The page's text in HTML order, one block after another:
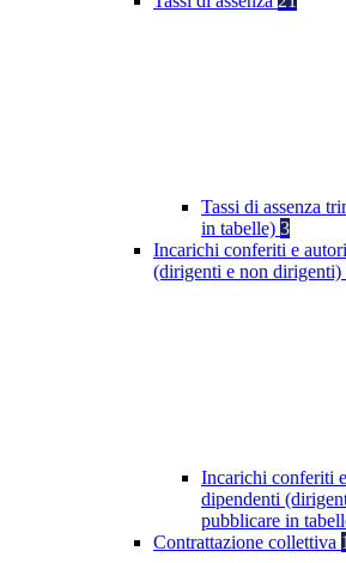
Tassi di assenza
in tabelle) 3
Incarichi conferiti e
(dirigenti e non dirigenti)
Incarichi conferiti
dipendenti
pubblicare in
Contrattazione collettiva 1